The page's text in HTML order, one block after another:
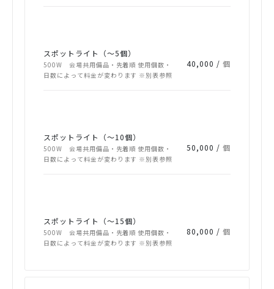
スポットライト（～5個）
500W 会場共用備品・先着順 使用個数・
日数によって料金が変わります ※別表参照
40,000 /個
スポットライト（～10個）
500W 会場共用備品・先着順 使用個数・
日数によって料金が変わります ※別表参照
50,000 /個
スポットライト（～15個）
500W 会場共用備品・先着順 使用個数・
日数によって料金が変わります ※別表参照
80,000 /個